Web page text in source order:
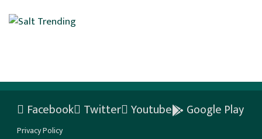
Facebook Twitter Youtube Google Play
Privacy Policy